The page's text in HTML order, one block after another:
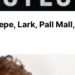
Lark, Pall Mall,